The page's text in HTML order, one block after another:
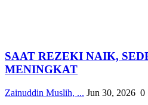
SAAT REZEKI NAIK,
MENINGKAT
Zainuddin Muslih, ... Jun 30, 2026 0